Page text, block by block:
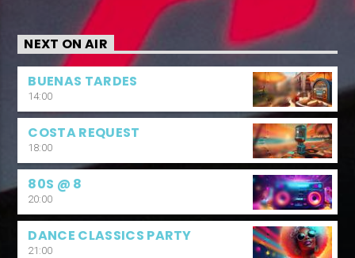
NEXT ON AIR
BUENAS TARDES
14:00
COSTA REQUEST
18:00
80S @ 8
20:00
DANCE CLASSICS PARTY
21:00